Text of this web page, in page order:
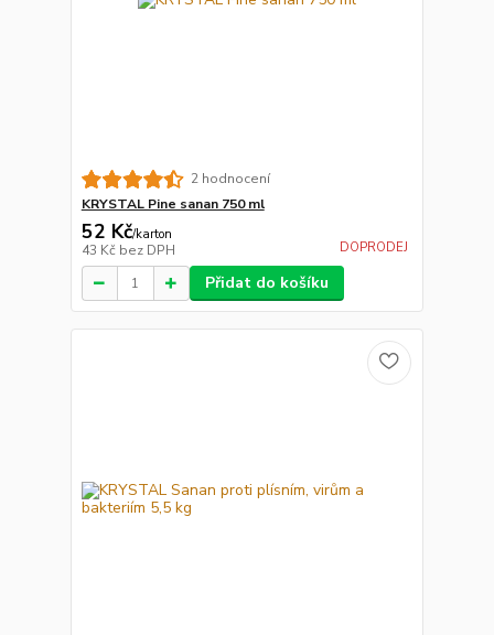
2 hodnocení
KRYSTAL Pine sanan 750 ml
52 Kč/karton
43 Kč bez DPH DOPRODEJ
Přidat do košíku